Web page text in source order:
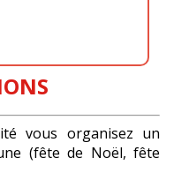
vous organisez un
(fête de Noël, fête